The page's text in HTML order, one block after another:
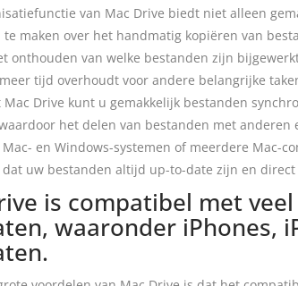
van Mac Drive biedt niet alleen
te maken over het handmatig kopiëren van
onthouden van welke bestanden zijn
tijd overhoudt voor andere belangrijke
Mac Drive kunt u gemakkelijk bestanden
het delen van bestanden met
en Windows-systemen of meerdere Mac-
uw bestanden altijd up-to-date zijn en
is compatibel met
waaronder iPhones,